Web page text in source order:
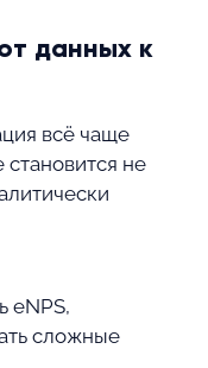
данных к
всё чаще
не
eNPS,
сложные